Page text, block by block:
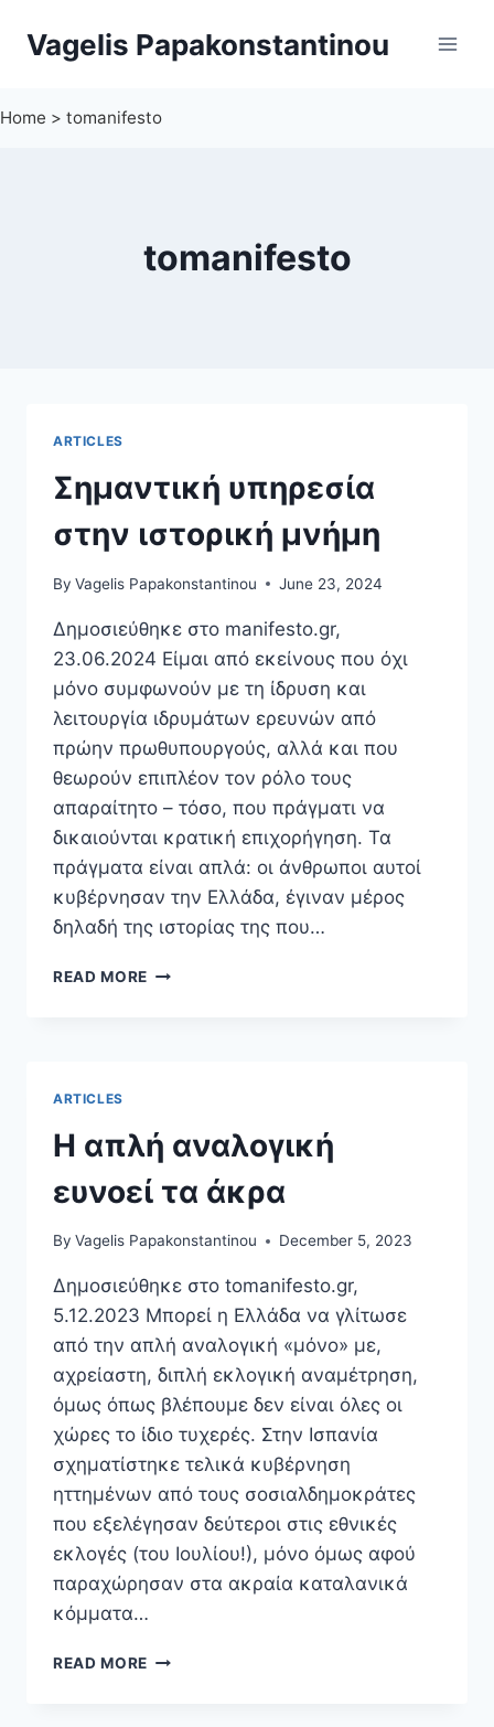
Vagelis Papakonstantinou
Home > tomanifesto
tomanifesto
ARTICLES
Σημαντική υπηρεσία
στην ιστορική μνήμη
By Vagelis Papakonstantinou June 23, 2024
Δημοσιεύθηκε στο manifesto.gr,
23.06.2024 Είμαι από εκείνους που όχι
μόνο συμφωνούν με τη ίδρυση και
λειτουργία ιδρυμάτων ερευνών από
πρώην πρωθυπουργούς, αλλά και που
θεωρούν επιπλέον τον ρόλο τους
απαραίτητο – τόσο, που πράγματι να
δικαιούνται κρατική επιχορήγηση. Τα
πράγματα είναι απλά: οι άνθρωποι αυτοί
κυβέρνησαν την Ελλάδα, έγιναν μέρος
δηλαδή της ιστορίας της που…
READ MORE ΣΗΜΑΝΤΙΚΉ
ARTICLES
Η απλή αναλογική
ευνοεί τα άκρα
By Vagelis Papakonstantinou December 5, 2023
Δημοσιεύθηκε στο tomanifesto.gr,
5.12.2023 Μπορεί η Ελλάδα να γλίτωσε
από την απλή αναλογική «μόνο» με,
αχρείαστη, διπλή εκλογική αναμέτρηση,
όμως όπως βλέπουμε δεν είναι όλες οι
χώρες το ίδιο τυχερές. Στην Ισπανία
σχηματίστηκε τελικά κυβέρνηση
ηττημένων από τους σοσιαλδημοκράτες
που εξελέγησαν δεύτεροι στις εθνικές
εκλογές (του Ιουλίου!), μόνο όμως αφού
παραχώρησαν στα ακραία καταλανικά
κόμματα…
READ MORE Η